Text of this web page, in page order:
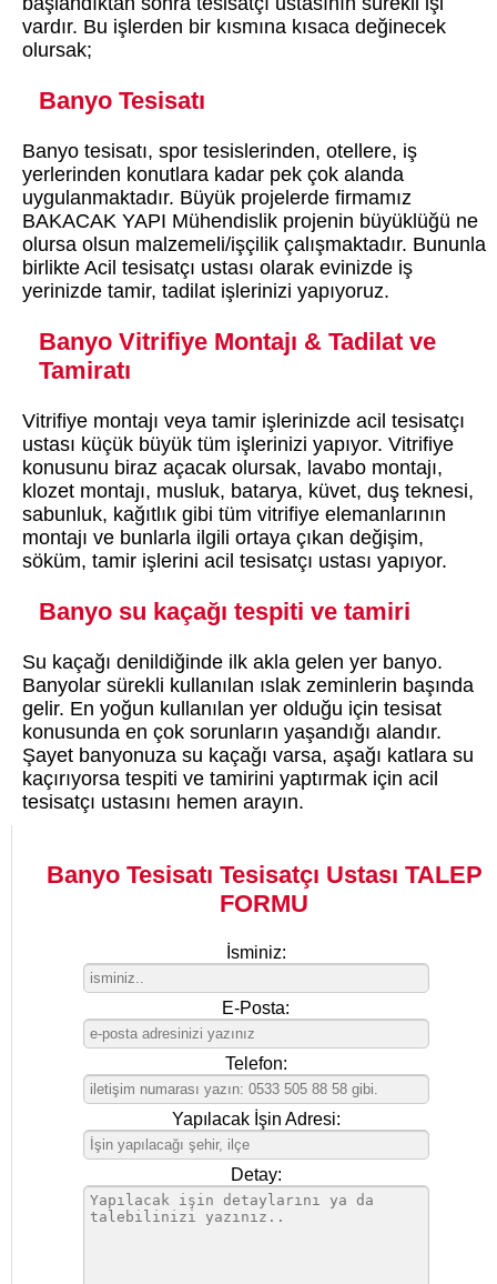
vardır. Bu işlerden bir kısmına kısaca değinecek
olursak;
Banyo Tesisatı
Banyo tesisatı, spor tesislerinden, otellere, iş
yerlerinden konutlara kadar pek çok alanda
uygulanmaktadır. Büyük projelerde firmamız
BAKACAK YAPI Mühendislik projenin büyüklüğü ne
olursa olsun malzemeli/işçilik çalışmaktadır. Bununla
birlikte Acil tesisatçı ustası olarak evinizde iş
yerinizde tamir, tadilat işlerinizi yapıyoruz.
Banyo Vitrifiye Montajı & Tadilat ve
Tamiratı
Vitrifiye montajı veya tamir işlerinizde acil tesisatçı
ustası küçük büyük tüm işlerinizi yapıyor. Vitrifiye
konusunu biraz açacak olursak, lavabo montajı,
klozet montajı, musluk, batarya, küvet, duş teknesi,
sabunluk, kağıtlık gibi tüm vitrifiye elemanlarının
montajı ve bunlarla ilgili ortaya çıkan değişim,
söküm, tamir işlerini acil tesisatçı ustası yapıyor.
Banyo su kaçağı tespiti ve tamiri
Su kaçağı denildiğinde ilk akla gelen yer banyo.
Banyolar sürekli kullanılan ıslak zeminlerin başında
gelir. En yoğun kullanılan yer olduğu için tesisat
konusunda en çok sorunların yaşandığı alandır.
Şayet banyonuza su kaçağı varsa, aşağı katlara su
kaçırıyorsa tespiti ve tamirini yaptırmak için acil
tesisatçı ustasını hemen arayın.
Banyo Tesisatı Tesisatçı Ustası TALEP
FORMU
İsminiz:
E-Posta:
Telefon:
Yapılacak İşin Adresi:
Detay: